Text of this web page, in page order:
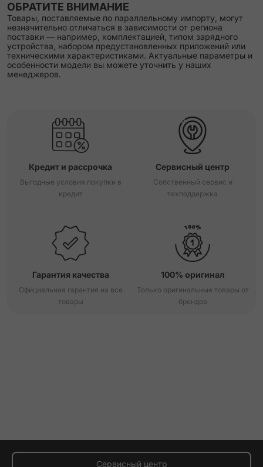
ОБРАТИТЕ ВНИМАНИЕ
Товары, поставляемые по параллельному импорту, могут
незначительно отличаться в зависимости от региона
поставки — например, комплектацией, типом зарядного
устройства, набором предустановленных приложений или
техническими характеристиками. Актуальные параметры и
особенности модели вы можете уточнить у наших
менеджеров.
Кредит и рассрочка
Выгодные условия покупки в
кредит
Сервисный центр
Собственный сервис и
техподдержка
Гарантия качества
Официальная гарантия на все
товары
100% оригинал
Только оригинальные товары от
брендов
Сервисный центр